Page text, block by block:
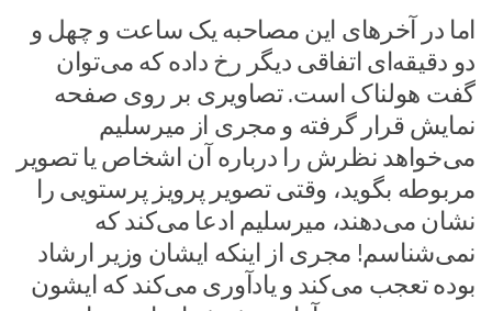
اما در آخرهای این مصاحبه یک ساعت و چهل و
دو دقیقه‌ای اتفاقی دیگر رخ داده که می‌توان
گفت هولناک است. تصاویری بر روی صفحه
نمایش قرار گرفته و مجری از میرسلیم
می‌خواهد نظرش را درباره آن اشخاص یا تصویر
مربوطه بگوید، وقتی تصویر پرویز پرستویی را
نشان می‌دهند، میرسلیم ادعا می‌کند که
نمی‌شناسم! مجری از اینکه ایشان وزیر ارشاد
بوده تعجب می‌کند و یادآوری می‌کند که ایشون